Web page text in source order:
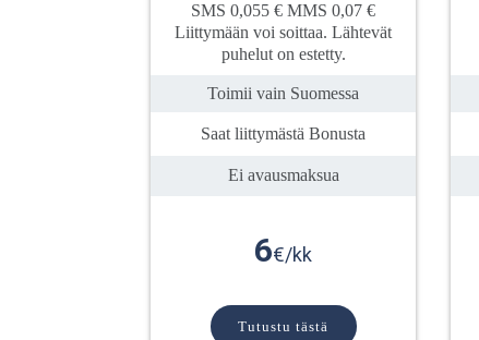
SMS 0,055 € MMS 0,07 €
Liittymään voi soittaa. Lähtevät
puhelut on estetty.
Toimii vain Suomessa
Saat liittymästä Bonusta
Ei avausmaksua
6€/kk
Tutustu tästä